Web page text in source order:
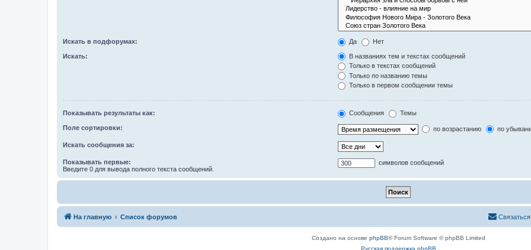
Искать в подфорумах: Да Нет
Искать:
В названиях тем и текстах сообщений
Только в текстах сообщений
Только по названию темы
Только в первом сообщении темы
Показывать результаты как: Сообщения Темы
Поле сортировки: по возрастанию по
Искать сообщения за:
Показывать первые:
Введите 0 для вывода полного текста сообщений.
символов сообщений
На главную Список форумов
Создано на основе phpBB® Forum Software © phpBB Limited
Русская поддержка phpBB